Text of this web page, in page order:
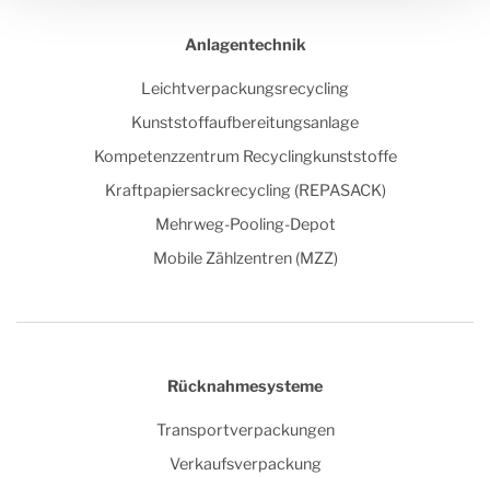
Anlagentechnik
Leichtverpackungsrecycling
Kunststoffaufbereitungsanlage
Kompetenzzentrum Recyclingkunststoffe
Kraftpapiersackrecycling (REPASACK)
Mehrweg-Pooling-Depot
Mobile Zählzentren (MZZ)
Rücknahmesysteme
Transportverpackungen
Verkaufsverpackung